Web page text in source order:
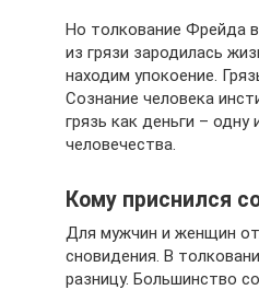
Но толкование Фрейда
из грязи зародилась
находим упокоение.
Сознание человека
грязь как деньги – одну
человечества.
Кому приснился
Для мужчин и женщин
сновидения. В
разницу. Большинство